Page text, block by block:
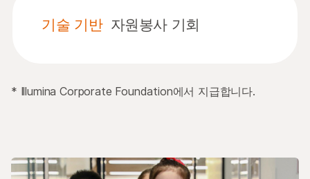
기술 기반자원봉사 기회
* Illumina Corporate Foundation에서 지급합니다.